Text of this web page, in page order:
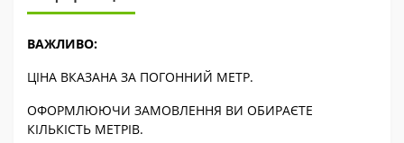
ВАЖЛИВО:
ЦІНА ВКАЗАНА ЗА ПОГОННИЙ МЕТР.
ОФОРМЛЮЮЧИ ЗАМОВЛЕННЯ ВИ ОБИРАЄТЕ
КІЛЬКІСТЬ МЕТРІВ.